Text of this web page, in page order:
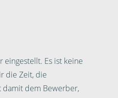
Es ist keine
die Zeit, die
damit dem Bewerber,